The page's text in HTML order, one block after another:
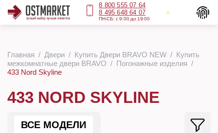
8 800 555 07 64
8 495 648 64 07
ПН-СБ: с 9:00 до 19:00
Главная Двери Купить Двери BRAVO NEW
Купить
межкомнатные двери BRAVO
Погонажные изделия
433 Nord Skyline
433 NORD SKYLINE
ВСЕ МОДЕЛИ